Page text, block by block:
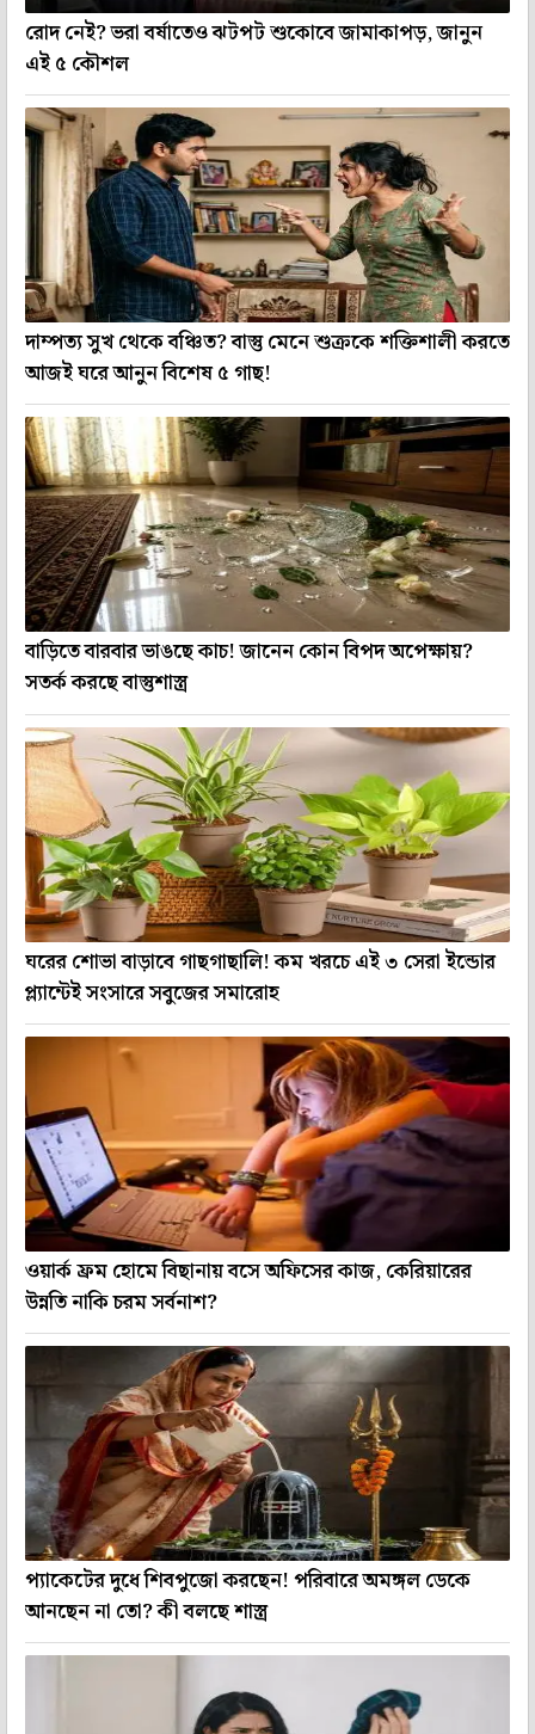
রোদ নেই? ভরা বর্ষাতেও ঝটপট শুকোবে জামাকাপড়, জানুন
এই ৫ কৌশল
দাম্পত্য সুখ থেকে বঞ্চিত? বাস্তু মেনে শুক্রকে শক্তিশালী করতে
আজই ঘরে আনুন বিশেষ ৫ গাছ!
বাড়িতে বারবার ভাঙছে কাচ! জানেন কোন বিপদ অপেক্ষায়?
সতর্ক করছে বাস্তুশাস্ত্র
ঘরের শোভা বাড়াবে গাছগাছালি! কম খরচে এই ৩ সেরা ইন্ডোর
প্ল্যান্টেই সংসারে সবুজের সমারোহ
ওয়ার্ক ফ্রম হোমে বিছানায় বসে অফিসের কাজ, কেরিয়ারের
উন্নতি নাকি চরম সর্বনাশ?
প্যাকেটের দুধে শিবপুজো করছেন! পরিবারে অমঙ্গল ডেকে
আনছেন না তো? কী বলছে শাস্ত্র